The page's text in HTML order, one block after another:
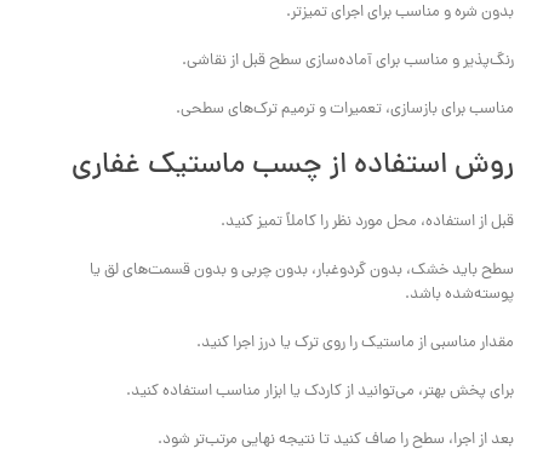
بدون شره و مناسب برای اجرای تمیزتر.
رنگ‌پذیر و مناسب برای آماده‌سازی سطح قبل از نقاشی.
مناسب برای بازسازی، تعمیرات و ترمیم ترک‌های سطحی.
روش استفاده از چسب ماستیک غفاری
قبل از استفاده، محل مورد نظر را کاملاً تمیز کنید.
سطح باید خشک، بدون گردوغبار، بدون چربی و بدون قسمت‌های لق یا
پوسته‌شده باشد.
مقدار مناسبی از ماستیک را روی ترک یا درز اجرا کنید.
برای پخش بهتر، می‌توانید از کاردک یا ابزار مناسب استفاده کنید.
بعد از اجرا، سطح را صاف کنید تا نتیجه نهایی مرتب‌تر شود.